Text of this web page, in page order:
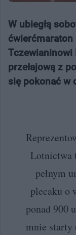
W ubiegłą
Tczewianinowi
przełajową z
się pokonać w
Lotnictwa
pełnym
plecaku o
ponad 900
mnie starty